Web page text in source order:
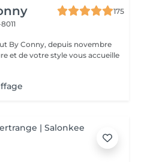
175
By Conny, depuis novembre
et de votre style vous accueille